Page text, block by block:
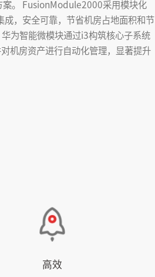
。 FusionModule2000采用模块化
，安全可靠，节省机房占地面积和节
为智能微模块通过i3构筑核心子系统
机房资产进行自动化管理，显著提升
高效